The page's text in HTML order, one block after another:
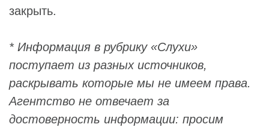
закрыть.
* Информация в рубрику «Слухи»
поступает из разных источников,
раскрывать которые мы не имеем права.
Агентство не отвечает за
достоверность информации: просим